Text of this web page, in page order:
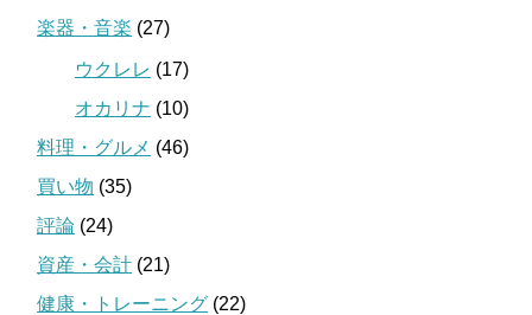
楽器・音楽 (27)
ウクレレ (17)
オカリナ (10)
料理・グルメ (46)
買い物 (35)
評論 (24)
資産・会計 (21)
健康・トレーニング (22)